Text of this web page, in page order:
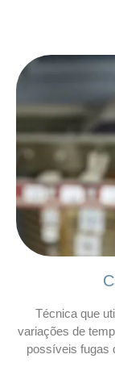
Técnica que
variações de
possíveis fugas